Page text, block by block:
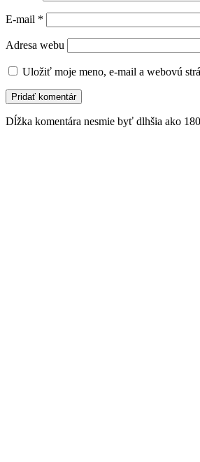
E-mail *
Adresa webu
Uložiť moje meno, e-mail a webovú
Dĺžka komentára nesmie byť dlhšia ako